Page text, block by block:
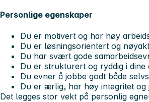
Personlige egenskaper
Du er motivert og har høy
Du er løsningsorientert og
Du har svært gode
Du er strukturert og ryddig i dine
Du evner å jobbe godt både
Du er ærlig, har høy integritet og
Det legges stor vekt på personlig